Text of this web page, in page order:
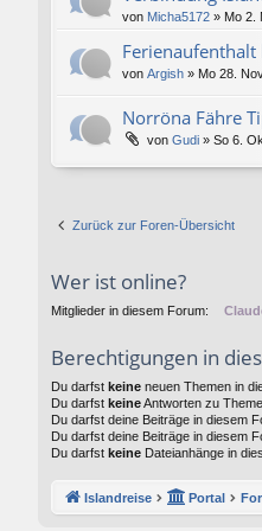
von Micha5172 » Mo 2.
von Argish » Mo 28.
Norröna Fähre
von Gudi » So 6.
Zurück zur Foren-Übersicht
Wer ist online?
Mitglieder in diesem Forum:
Berechtigungen in
Du darfst keine neuen Themen in
Du darfst keineAntworten zu
Du darfst deine Beiträge in diesem
Du darfst deine Beiträge in diesem
Du darfst keine Dateianhänge in
Islandreise Portal